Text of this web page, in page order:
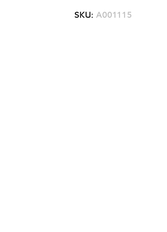
SKU: A001115